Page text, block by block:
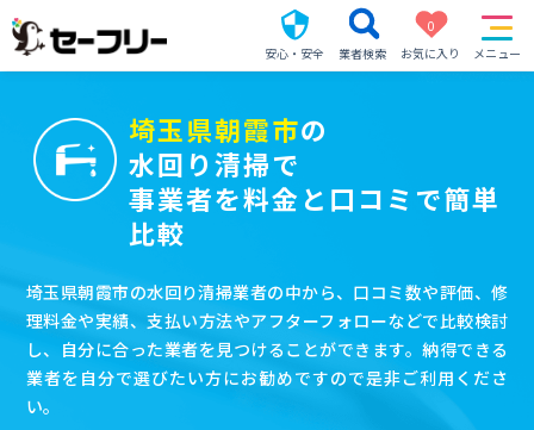
安心・安全 業者検索
0
お気に入り
メニュー
埼玉県朝霞市の
水回り清掃で
事業者を料金と口コミで簡単
比較
埼玉県朝霞市の水回り清掃業者の中から、口コミ数や評価、修
理料金や実績、支払い方法やアフターフォローなどで比較検討
し、自分に合った業者を見つけることができます。納得できる
業者を自分で選びたい方にお勧めですので是非ご利用くださ
い。